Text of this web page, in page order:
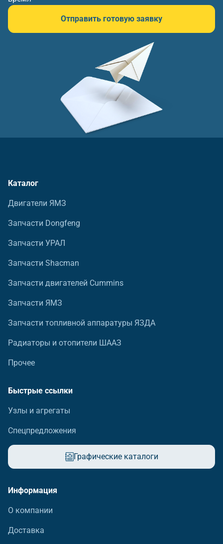
Отправить готовую заявку
Каталог
Двигатели ЯМЗ
Запчасти Dongfeng
Запчасти УРАЛ
Запчасти Shacman
Запчасти двигателей Cummins
Запчасти ЯМЗ
Запчасти топливной аппаратуры ЯЗДА
Радиаторы и отопители ШААЗ
Прочее
Быстрые ссылки
Узлы и агрегаты
Спецпредложения
Графические каталоги
Информация
О компании
Доставка